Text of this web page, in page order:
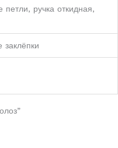
петли, ручка откидная,